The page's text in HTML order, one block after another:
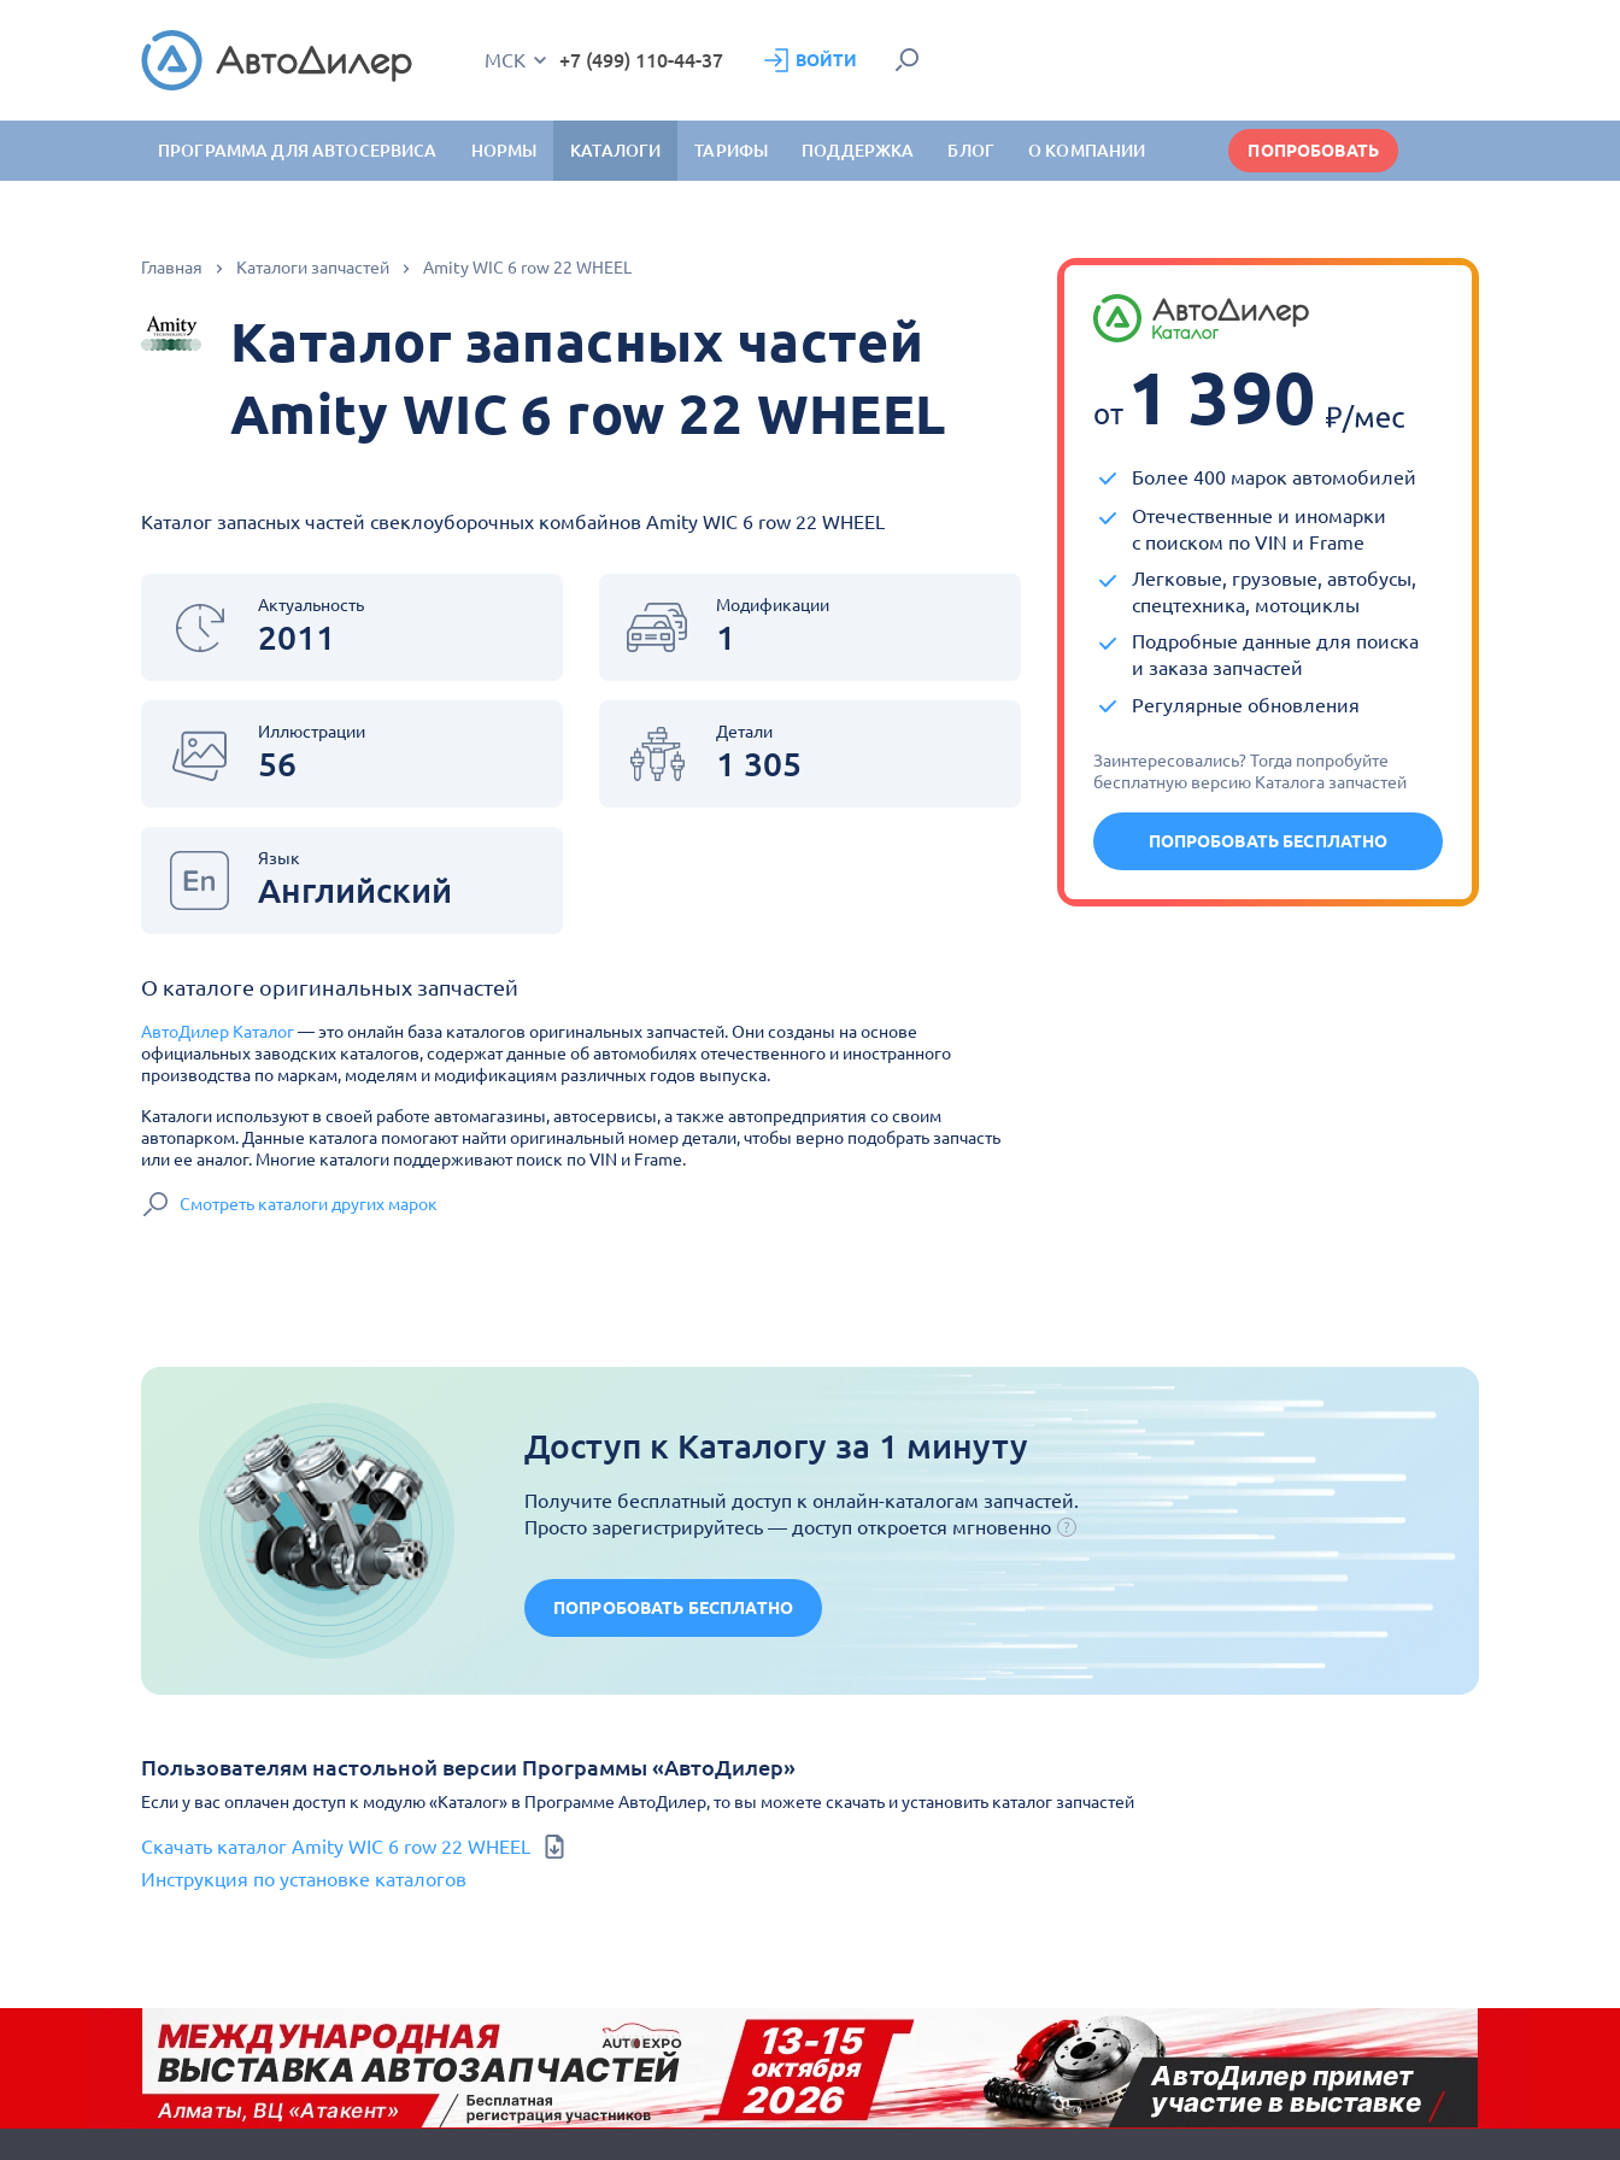
МСК +7 (499) 110-44-37 ВОЙТИ
ПРОГРАММА ДЛЯ АВТОСЕРВИСА НОРМЫ КАТАЛОГИ ТАРИФЫ ПОДДЕРЖКА БЛОГ О КОМПАНИИ ПОПРОБОВАТЬ
Главная Каталоги запчастей Amity WIC 6 row 22 WHEEL
Каталог запасных частей
Amity WIC 6 row 22 WHEEL
Каталог запасных частей свеклоуборочных комбайнов Amity WIC 6 row 22 WHEEL
Актуальность
2011
Модификации
1
Иллюстрации
56
Детали
1 305
Язык
Английский
О каталоге оригинальных запчастей
АвтоДилер Каталог— это онлайн база каталогов оригинальных запчастей. Они созданы на основе
официальных заводских каталогов, содержат данные об автомобилях отечественного и иностранного
производства по маркам, моделям и модификациям различных годов выпуска.
Каталоги используют в своей работе автомагазины, автосервисы, а также автопредприятия со своим
автопарком. Данные каталога помогают найти оригинальный номер детали, чтобы верно подобрать запчасть
или ее аналог. Многие каталоги поддерживают поиск по VIN и Frame.
Смотреть каталоги других марок
от 1 390
Более 400 марок автомобилей
Отечественные и иномарки
с поиском по VIN и Frame
Легковые, грузовые, автобусы,
спецтехника, мотоциклы
Подробные данные для поиска
и заказа запчастей
Регулярные обновления
Заинтересовались? Тогда попробуйте
бесплатную версию Каталога запчастей
ПОПРОБОВАТЬ БЕСПЛАТНО
Доступ к Каталогу за 1 минуту
Получите бесплатный доступ к онлайн-каталогам запчастей.
Просто зарегистрируйтесь — доступ откроется мгновенно
ПОПРОБОВАТЬ БЕСПЛАТНО
Пользователям настольной версии Программы «АвтоДилер»
Если у вас оплачен доступ к модулю «Каталог» в Программе АвтоДилер, то вы можете скачать и установить каталог запчастей
Скачать каталог Amity WIC 6 row 22 WHEEL
Инструкция по установке каталогов